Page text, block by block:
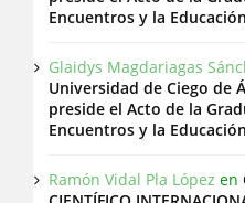
Encuentros y la
Glaidys Magdariagas
Universidad de Ciego de
preside el Acto de la
Encuentros y la
Ramón Vidal Pla López en